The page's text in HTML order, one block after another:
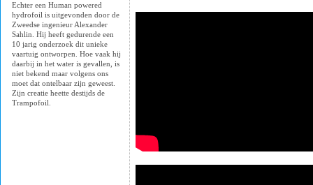
Echter een Human powered
hydrofoil is uitgevonden door de
Zweedse ingenieur Alexander
Sahlin. Hij heeft gedurende een
10 jarig onderzoek dit unieke
vaartuig ontworpen. Hoe vaak hij
daarbij in het water is gevallen, is
niet bekend maar volgens ons
moet dat ontelbaar zijn geweest.
Zijn creatie heette destijds de
Trampofoil.